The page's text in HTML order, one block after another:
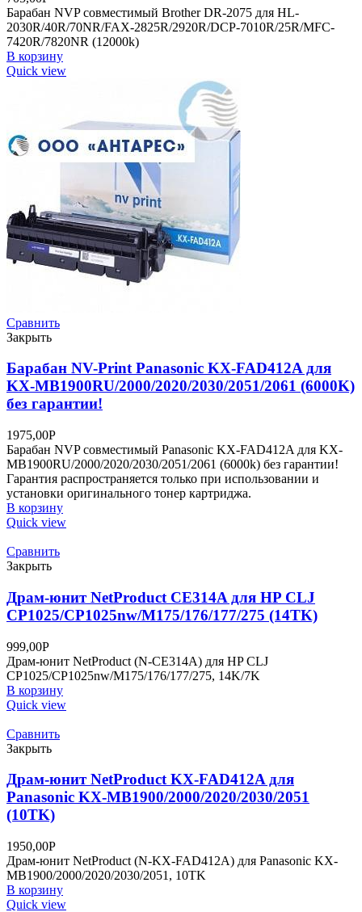
Барабан NVP совместимый Brother DR-2075 для HL-
2030R/40R/70NR/FAX-2825R/2920R/DCP-7010R/25R/MFC-
7420R/7820NR (12000k)
В корзину
Quick view
Сравнить
Закрыть
Барабан NV-Print Panasonic KX-FAD412A для
KX-MB1900RU/2000/2020/2030/2051/2061 (6000K)
без гарантии!
1975,00Р
Барабан NVP совместимый Panasonic KX-FAD412A для KX-
MB1900RU/2000/2020/2030/2051/2061 (6000k) без гарантии!
Гарантия распространяется только при использовании и
установки оригинального тонер картриджа.
В корзину
Quick view
Сравнить
Закрыть
Драм-юнит NetProduct CE314A для HP CLJ
CP1025/CP1025nw/M175/176/177/275 (14TK)
999,00Р
Драм-юнит NetProduct (N-CE314A) для HP CLJ
CP1025/CP1025nw/M175/176/177/275, 14K/7K
В корзину
Quick view
Сравнить
Закрыть
Драм-юнит NetProduct KX-FAD412A для
Panasonic KX-MB1900/2000/2020/2030/2051
(10TK)
1950,00Р
Драм-юнит NetProduct (N-KX-FAD412A) для Panasonic KX-
MB1900/2000/2020/2030/2051, 10TK
В корзину
Quick view